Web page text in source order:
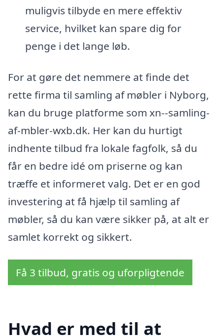
muligvis tilbyde en mere effektiv
service, hvilket kan spare dig for
penge i det lange løb.
For at gøre det nemmere at finde det
rette firma til samling af møbler i Nyborg,
kan du bruge platforme som xn--samling-
af-mbler-wxb.dk. Her kan du hurtigt
indhente tilbud fra lokale fagfolk, så du
får en bedre idé om priserne og kan
træffe et informeret valg. Det er en god
investering at få hjælp til samling af
møbler, så du kan være sikker på, at alt er
samlet korrekt og sikkert.
Få 3 tilbud, gratis og uforpligtende
Hvad er med til at